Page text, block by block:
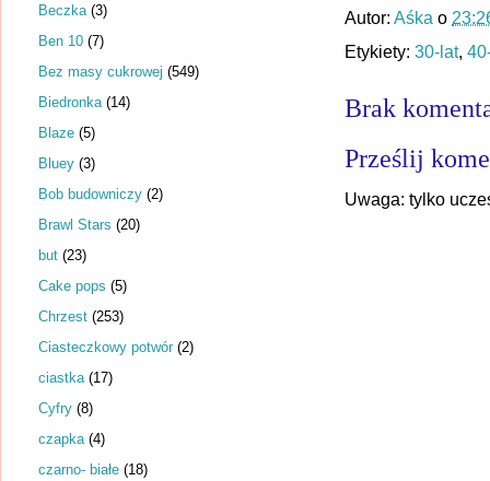
Autor: Aśka o
Etykiety: 30-lat,
Brak
Prześlij
Uwaga: tylko
Beczka (3)
Ben 10 (7)
Bez masy cukrowej (549)
Biedronka (14)
Blaze (5)
Bluey (3)
Bob budowniczy (2)
Brawl Stars (20)
but (23)
Cake pops (5)
Chrzest (253)
Ciasteczkowy potwór (2)
ciastka (17)
Cyfry (8)
czapka (4)
czarno- białe (18)